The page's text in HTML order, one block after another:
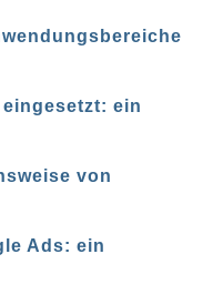
ein
von
Ads: ein